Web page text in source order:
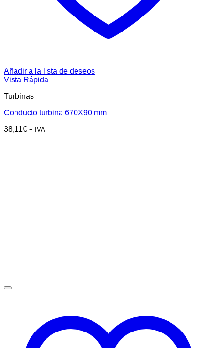
Añadir a la lista de deseos
Vista Rápida
Turbinas
Conducto turbina 670X90 mm
38,11€ + IVA